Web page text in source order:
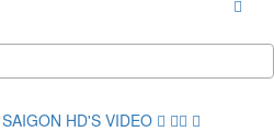
SAIGON HD'S VIDEO